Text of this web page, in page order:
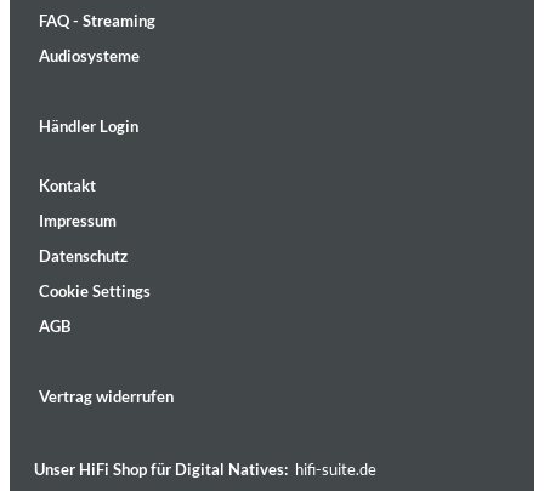
FAQ - Streaming
Audiosysteme
Händler Login
Kontakt
Impressum
Datenschutz
Cookie Settings
AGB
Vertrag widerrufen
Unser HiFi Shop für Digital Natives: hifi-suite.de